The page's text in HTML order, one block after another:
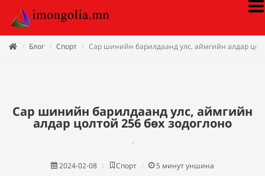
Блог Спорт Сар шинийн барилдаанд улс, аймгийн алдар
Сар шинийн барилдаанд улс, аймгийн
алдар цолтой 256 бөх зодоглоно
-
2024-02-08 Спорт 5 минут уншина